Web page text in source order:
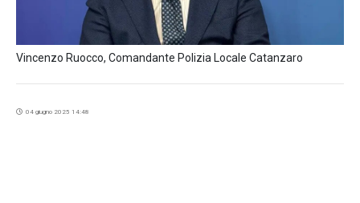
Vincenzo Ruocco, Comandante Polizia Locale Catanzaro
04 giugno 2025 14:48